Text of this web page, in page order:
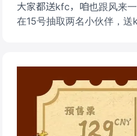
大家都送kfc，咱也跟风来
在15号抽取两名小伙伴，送